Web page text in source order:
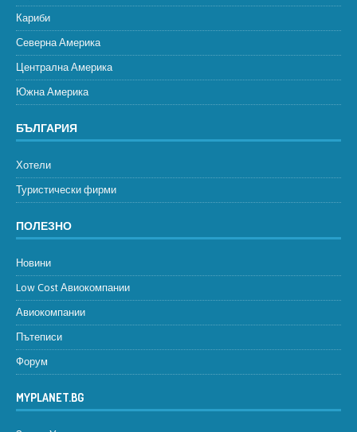
Кариби
Северна Америка
Централна Америка
Южна Америка
БЪЛГАРИЯ
Хотели
Туристически фирми
ПОЛЕЗНО
Новини
Low Cost Авиокомпании
Авиокомпании
Пътеписи
Форум
MYPLANET.BG